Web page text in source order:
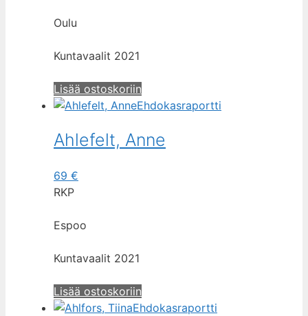
Oulu
Kuntavaalit 2021
Lisää ostoskoriin
Ehdokasraportti
Ahlefelt, Anne
69 €
RKP
Espoo
Kuntavaalit 2021
Lisää ostoskoriin
Ehdokasraportti